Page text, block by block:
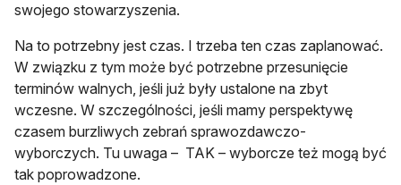
swojego stowarzyszenia.
Na to potrzebny jest czas. I trzeba ten czas zaplanować.
W związku z tym może być potrzebne przesunięcie
terminów walnych, jeśli już były ustalone na zbyt
wczesne. W szczególności, jeśli mamy perspektywę
czasem burzliwych zebrań sprawozdawczo-
wyborczych. Tu uwaga – TAK – wyborcze też mogą być
tak poprowadzone.